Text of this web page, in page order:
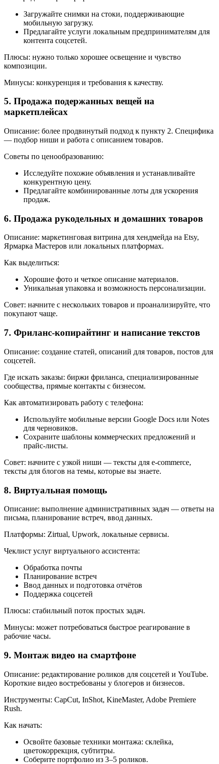
Загружайте снимки на стоки, поддерживающие
мобильную загрузку.
Предлагайте услуги локальным предпринимателям для
контента соцсетей.
Плюсы: нужно только хорошее освещение и чувство
композиции.
Минусы: конкуренция и требования к качеству.
5. Продажа подержанных вещей на
маркетплейсах
Описание: более продвинутый подход к пункту 2. Специфика
— подбор ниши и работа с описанием товаров.
Советы по ценообразованию:
Исследуйте похожие объявления и устанавливайте
конкурентную цену.
Предлагайте комбинированные лоты для ускорения
продаж.
6. Продажа рукодельных и домашних товаров
Описание: маркетинговая витрина для хендмейда на Etsy,
Ярмарка Мастеров или локальных платформах.
Как выделиться:
Хорошие фото и четкое описание материалов.
Уникальная упаковка и возможность персонализации.
Совет: начните с нескольких товаров и проанализируйте, что
покупают чаще.
7. Фриланс-копирайтинг и написание текстов
Описание: создание статей, описаний для товаров, постов для
соцсетей.
Где искать заказы: биржи фриланса, специализированные
сообщества, прямые контакты с бизнесом.
Как автоматизировать работу с телефона:
Используйте мобильные версии Google Docs или Notes
для черновиков.
Сохраните шаблоны коммерческих предложений и
прайс-листы.
Совет: начните с узкой ниши — тексты для e‑commerce,
тексты для блогов на темы, которые вы знаете.
8. Виртуальная помощь
Описание: выполнение административных задач — ответы на
письма, планирование встреч, ввод данных.
Платформы: Zirtual, Upwork, локальные сервисы.
Чеклист услуг виртуального ассистента:
Обработка почты
Планирование встреч
Ввод данных и подготовка отчётов
Поддержка соцсетей
Плюсы: стабильный поток простых задач.
Минусы: может потребоваться быстрое реагирование в
рабочие часы.
9. Монтаж видео на смартфоне
Описание: редактирование роликов для соцсетей и YouTube.
Короткие видео востребованы у блогеров и бизнесов.
Инструменты: CapCut, InShot, KineMaster, Adobe Premiere
Rush.
Как начать:
Освойте базовые техники монтажа: склейка,
цветокоррекция, субтитры.
Соберите портфолио из 3–5 роликов.